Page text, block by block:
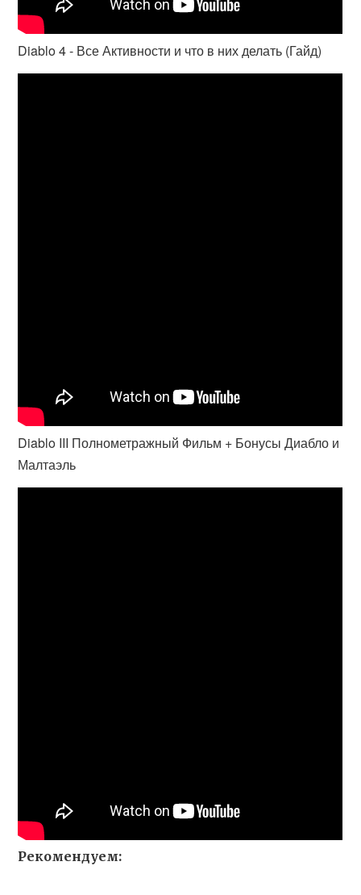
Diablo 4 - Все Активности и что в них делать (Гайд)
Diablo III Полнометражный Фильм + Бонусы Диабло и
Малтаэль
Рекомендуем: